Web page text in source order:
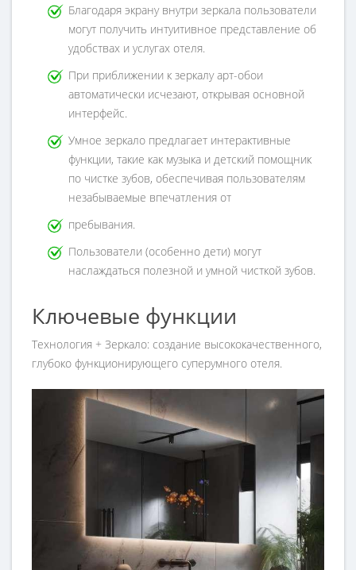
Благодаря экрану внутри зеркала пользователи
могут получить интуитивное представление об
удобствах и услугах отеля.
При приближении к зеркалу арт-обои
автоматически исчезают, открывая основной
интерфейс.
Умное зеркало предлагает интерактивные
функции, такие как музыка и детский помощник
по чистке зубов, обеспечивая пользователям
незабываемые впечатления от
пребывания.
Пользователи (особенно дети) могут
наслаждаться полезной и умной чисткой зубов.
Ключевые функции
Технология + Зеркало: создание высококачественного,
глубоко функционирующего суперумного отеля.